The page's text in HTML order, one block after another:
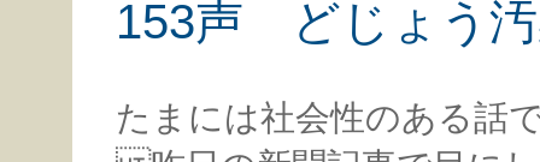
153声 どじょう
たまには社会性のある話